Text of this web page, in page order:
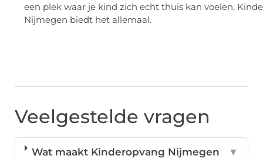
een plek waar je kind zich echt thuis kan voelen,
Nijmegen biedt het allemaal.
Veelgestelde vragen
Wat maakt Kinderopvang Nijmegen
▼